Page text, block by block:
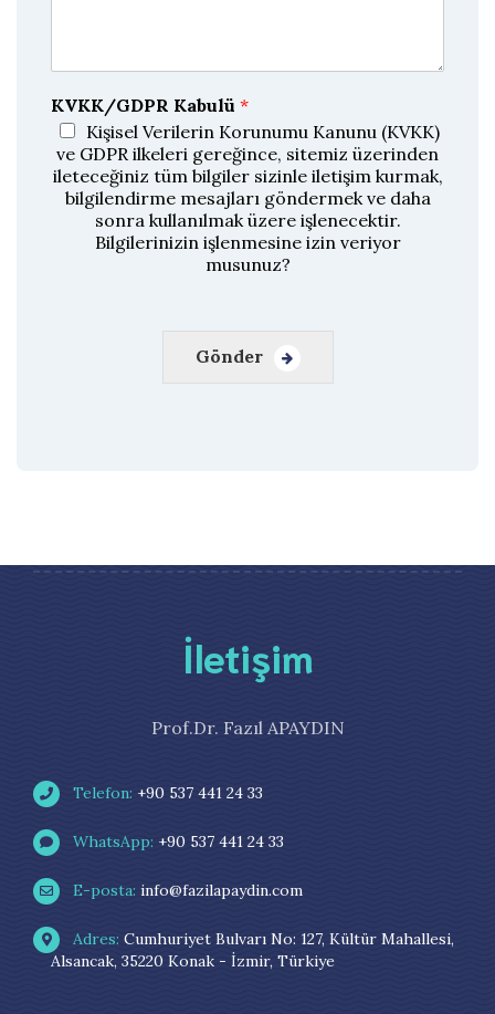
o
u
a
KVKK/GDPR Kabulü *
Kişisel Verilerin Korunumu Kanunu (KVKK)
ve GDPR ilkeleri gereğince, sitemiz üzerinden
ileteceğiniz tüm bilgiler sizinle iletişim kurmak,
bilgilendirme mesajları göndermek ve daha
sonra kullanılmak üzere işlenecektir.
Bilgilerinizin işlenmesine izin veriyor
musunuz?
Gönder
İletişim
Prof.Dr. Fazıl APAYDIN
Telefon: +90 537 441 24 33
WhatsApp: +90 537 441 24 33
E-posta: info@fazilapaydin.com
Adres: Cumhuriyet Bulvarı No: 127, Kültür Mahallesi,
Alsancak, 35220 Konak - İzmir, Türkiye